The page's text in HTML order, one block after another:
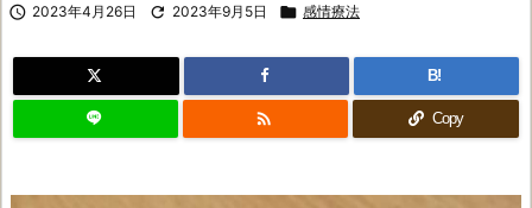
検索
 2023年4月26日  2023年9月5日  感情療法
B!
 Copy